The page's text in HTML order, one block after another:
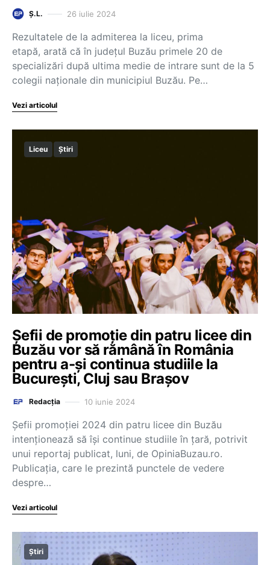
Ș.L. 26 iulie 2024
Rezultatele de la admiterea la liceu, prima
etapă, arată că în județul Buzău primele 20 de
specializări după ultima medie de intrare sunt de la 5
colegii naționale din municipiul Buzău. Pe…
Vezi articolul
Liceu Știri
Șefii de promoție din patru licee din
Buzău vor să rămână în România
pentru a-și continua studiile la
București, Cluj sau Brașov
Redacția 10 iunie 2024
Șefii promoției 2024 din patru licee din Buzău
intenționează să își continue studiile în țară, potrivit
unui reportaj publicat, luni, de OpiniaBuzau.ro.
Publicația, care le prezintă punctele de vedere
despre…
Vezi articolul
Știri